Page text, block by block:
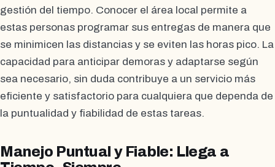
gestión del tiempo. Conocer el área local permite a
estas personas programar sus entregas de manera que
se minimicen las distancias y se eviten las horas pico. La
capacidad para anticipar demoras y adaptarse según
sea necesario, sin duda contribuye a un servicio más
eficiente y satisfactorio para cualquiera que dependa de
la puntualidad y fiabilidad de estas tareas.
Manejo Puntual y Fiable: Llega a